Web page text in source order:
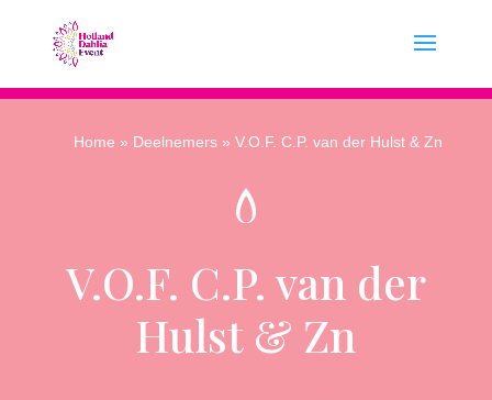
Home » Deelnemers » V.O.F. C.P. van der Hulst & Zn
V.O.F. C.P. van der
Hulst & Zn